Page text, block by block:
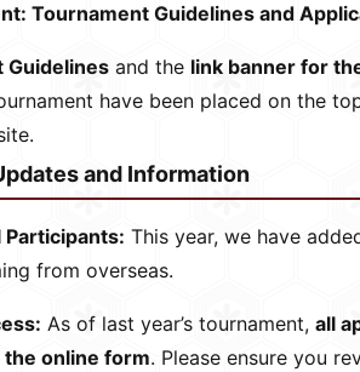
Tournament Guidelines and
Guidelines and the link banner for
have been placed on the
and Information
Participants: This year, we have
from overseas.
As of last year’s tournament, all
online form. Please ensure you